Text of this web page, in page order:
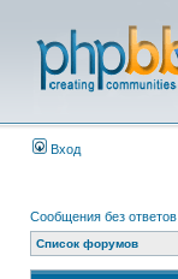
Вход
Сообщения без ответов
Список форумов